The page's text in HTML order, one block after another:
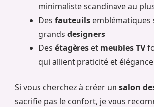
minimaliste scandinave au
Des fauteuils emblématiques
grands designers
Des étagères et meubles TV
qui allient praticité et élégance
Si vous cherchez à créer un salon
sacrifie pas le confort, je vous